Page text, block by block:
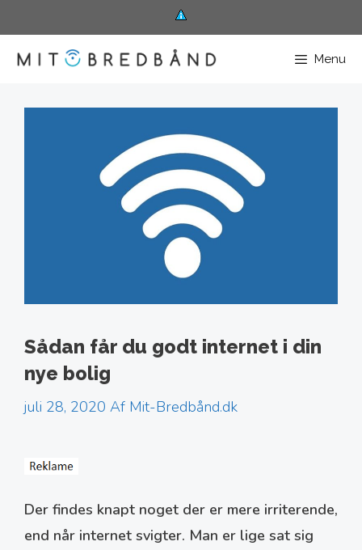
til
indhold
Menu
Sådan får du godt internet i din
nye bolig
juli 28, 2020 Af Mit-Bredbånd.dk
Der findes knapt noget der er mere irriterende,
end når internet svigter. Man er lige sat sig